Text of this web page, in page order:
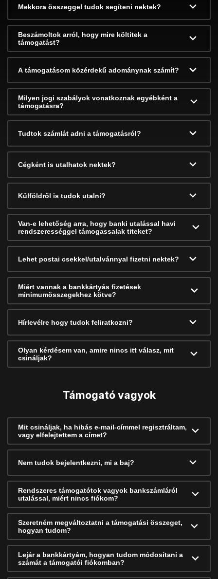
Mekkora összeggel tudok segíteni nektek?
Beszámoltok arról, hogy mire költitek a
támogatást?
A támogatásom közérdekű adománynak számít?
Milyen jogi szabályok vonatkoznak egyébként a
támogatásra?
Tudtok számlát adni a támogatásról?
Cégként is utalhatok nektek?
Külföldről is tudok utalni?
Van-e lehetőség arra, hogy banki utalással havi
rendszerességgel támogassalak titeket?
Lehet postai csekkel/utalvánnyal fizetni nektek?
Miért vannak a bankkártyás fizetések
minimumösszegekhez kötve?
Hírlevélre hogy tudok feliratkozni?
Olyan kérdésem van, amire nincs itt válasz, mit
csináljak?
Támogató vagyok
Mit csináljak, ha hibás e-mail-címmel regisztráltam,
vagy elfelejtettem a címet?
Nem tudok bejelentkezni, mi a baj?
Rendszeres támogatótok vagyok bankszámláról
utalással, miért nincs fiókom?
Szeretném megváltoztatni a támogatási összeget,
hogyan tudom?
Lejár a bankkártyám, hogyan tudom módosítani a
számát a támogatói fiókomban?